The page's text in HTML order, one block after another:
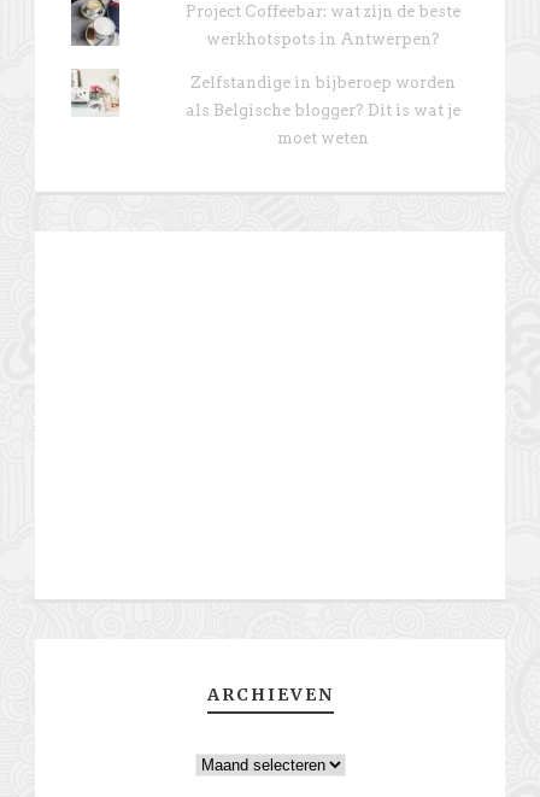
Project Coffeebar: wat zijn de beste
werkhotspots in Antwerpen?
Zelfstandige in bijberoep worden
als Belgische blogger? Dit is wat je
moet weten
ARCHIEVEN
Archieven